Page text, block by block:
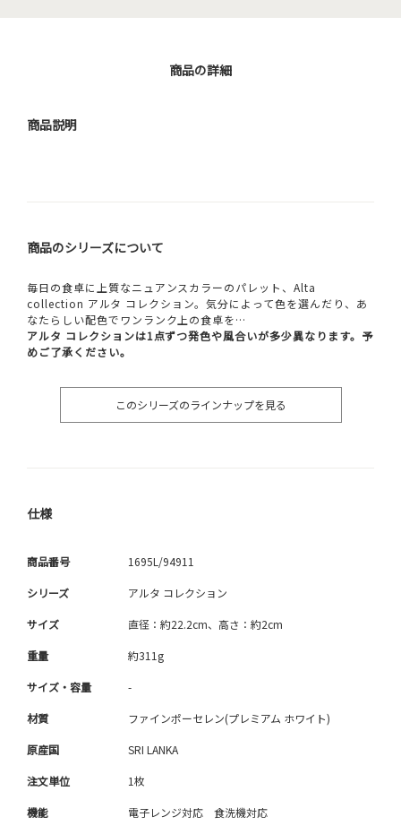
商品の詳細
商品説明
商品のシリーズについて
毎日の食卓に上質なニュアンスカラーのパレット、Alta
collection アルタ コレクション。気分によって色を選んだり、あ
なたらしい配色でワンランク上の食卓を…
アルタ コレクションは1点ずつ発色や風合いが多少異なります。予
めご了承ください。
このシリーズのラインナップを見る
仕様
商品番号 1695L/94911
シリーズ アルタ コレクション
サイズ 直径：約22.2cm、高さ：約2cm
重量 約311g
サイズ・容量 -
材質 ファインポーセレン(プレミアム ホワイト)
原産国 SRI LANKA
注文単位 1枚
機能 電子レンジ対応 食洗機対応